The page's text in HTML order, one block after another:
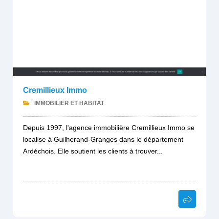
Cremillieux Immo
IMMOBILIER ET HABITAT
Depuis 1997, l'agence immobilière Cremillieux Immo se
localise à Guilherand-Granges dans le département
Ardéchois. Elle soutient les clients à trouver...